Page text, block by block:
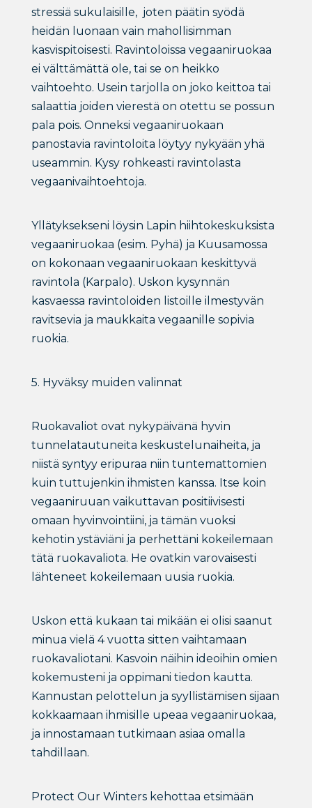
stressiä sukulaisille, joten päätin syödä
heidän luonaan vain mahollisimman
kasvispitoisesti. Ravintoloissa vegaaniruokaa
ei välttämättä ole, tai se on heikko
vaihtoehto. Usein tarjolla on joko keittoa tai
salaattia joiden vierestä on otettu se possun
pala pois. Onneksi vegaaniruokaan
panostavia ravintoloita löytyy nykyään yhä
useammin. Kysy rohkeasti ravintolasta
vegaanivaihtoehtoja.
Yllätyksekseni löysin Lapin hiihtokeskuksista
vegaaniruokaa (esim. Pyhä) ja Kuusamossa
on kokonaan vegaaniruokaan keskittyvä
ravintola (Karpalo). Uskon kysynnän
kasvaessa ravintoloiden listoille ilmestyvän
ravitsevia ja maukkaita vegaanille sopivia
ruokia.
5. Hyväksy muiden valinnat
Ruokavaliot ovat nykypäivänä hyvin
tunnelatautuneita keskustelunaiheita, ja
niistä syntyy eripuraa niin tuntemattomien
kuin tuttujenkin ihmisten kanssa. Itse koin
vegaaniruuan vaikuttavan positiivisesti
omaan hyvinvointiini, ja tämän vuoksi
kehotin ystäviäni ja perhettäni kokeilemaan
tätä ruokavaliota. He ovatkin varovaisesti
lähteneet kokeilemaan uusia ruokia.
Uskon että kukaan tai mikään ei olisi saanut
minua vielä 4 vuotta sitten vaihtamaan
ruokavaliotani. Kasvoin näihin ideoihin omien
kokemusteni ja oppimani tiedon kautta.
Kannustan pelottelun ja syyllistämisen sijaan
kokkaamaan ihmisille upeaa vegaaniruokaa,
ja innostamaan tutkimaan asiaa omalla
tahdillaan.
Protect Our Winters kehottaa etsimään